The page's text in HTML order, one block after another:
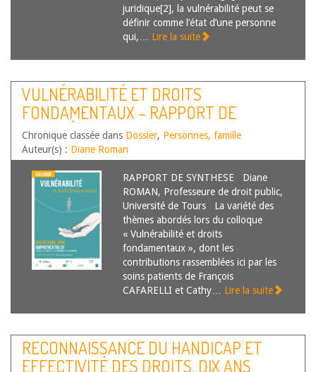
juridique[2], la vulnérabilité peut se
définir comme l’état d’une personne
qui,… Lire la suite
VULNÉRABILITÉ ET DROITS
FONDAMENTAUX – RAPPORT DE
SYNTHÈSE
Chronique classée dans Dossier, Personnes, famille
Auteur(s) : Diane Roman
RAPPORT DE SYNTHESE Diane
ROMAN, Professeure de droit public,
Université de Tours La variété des
thèmes abordés lors du colloque
« Vulnérabilité et droits
fondamentaux », dont les
contributions rassemblées ici par les
soins patients de François
CAFARELLI et Cathy… Lire la suite
RECONNAISSANCE DU HANDICAP ET
EFFECTIVITÉ DES DROITS, DIX ANS